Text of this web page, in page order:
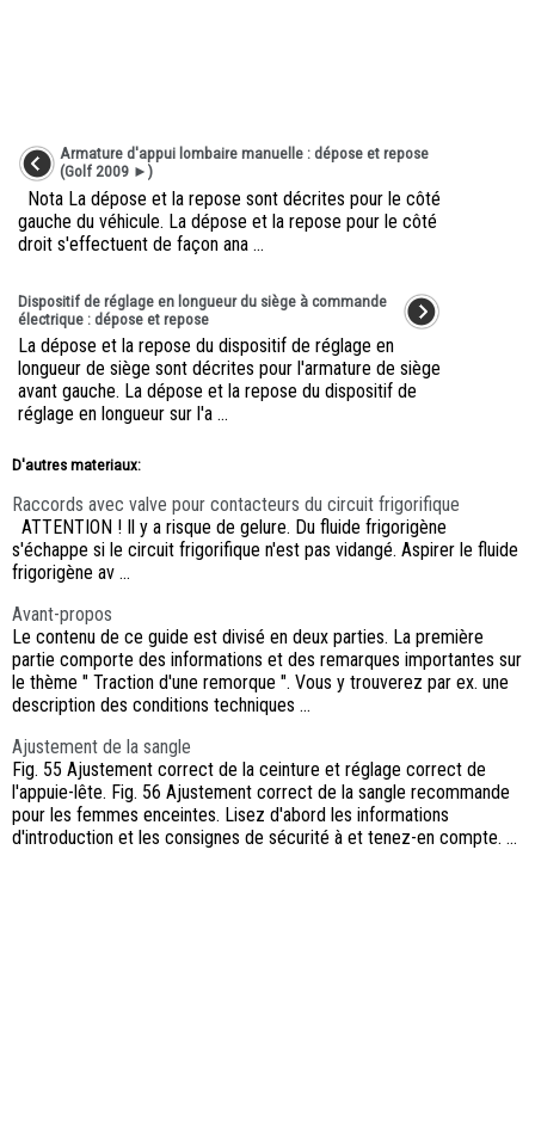
Armature d'appui lombaire manuelle : dépose et repose
(Golf 2009 ►)
Nota La dépose et la repose sont décrites pour le côté
gauche du véhicule. La dépose et la repose pour le côté
droit s'effectuent de façon ana ...
Dispositif de réglage en longueur du siège à commande
électrique : dépose et repose
La dépose et la repose du dispositif de réglage en
longueur de siège sont décrites pour l'armature de siège
avant gauche. La dépose et la repose du dispositif de
réglage en longueur sur l'a ...
D'autres materiaux:
Raccords avec valve pour contacteurs du circuit frigorifique
ATTENTION ! Il y a risque de gelure. Du fluide frigorigène
s'échappe si le circuit frigorifique n'est pas vidangé. Aspirer le fluide
frigorigène av ...
Avant-propos
Le contenu de ce guide est divisé en deux parties. La première
partie comporte des informations et des remarques importantes sur
le thème " Traction d'une remorque ". Vous y trouverez par ex. une
description des conditions techniques ...
Ajustement de la sangle
Fig. 55 Ajustement correct de la ceinture et réglage correct de
l'appuie-lête. Fig. 56 Ajustement correct de la sangle recommande
pour les femmes enceintes. Lisez d'abord les informations
d'introduction et les consignes de sécurité à et tenez-en compte. ...